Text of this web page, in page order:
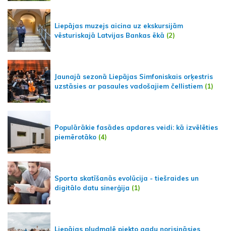
Liepājas muzejs aicina uz ekskursijām
vēsturiskajā Latvijas Bankas ēkā (2)
Jaunajā sezonā Liepājas Simfoniskais orķestris
uzstāsies ar pasaules vadošajiem čellistiem (1)
Populārākie fasādes apdares veidi: kā izvēlēties
piemērotāko (4)
Sporta skatīšanās evolūcija - tiešraides un
digitālo datu sinerģija (1)
Liepājas pludmalē piekto gadu norisināsies